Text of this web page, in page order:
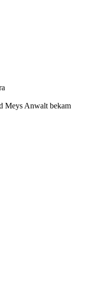
Meys Anwalt bekam